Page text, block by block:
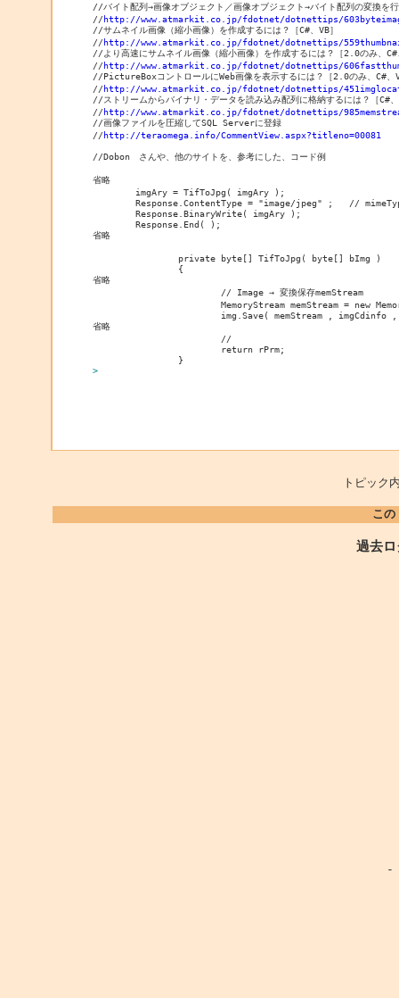
//バイト配列→画像オブジェクト／画像オブジェクト→バイト配列の変換を
//http://www.atmarkit.co.jp/fdotnet/dotnettips/
//サムネイル画像（縮小画像）を作成するには？［C#、VB］
//http://www.atmarkit.co.jp/fdotnet/dotnettips/
//より高速にサムネイル画像（縮小画像）を作成するには？［2.0のみ、C#
//http://www.atmarkit.co.jp/fdotnet/dotnettips/
//PictureBoxコントロールにWeb画像を表示するには？［2.0のみ、C#、
//http://www.atmarkit.co.jp/fdotnet/dotnettips/
//ストリームからバイナリ・データを読み込み配列に格納するには？［C#
//http://www.atmarkit.co.jp/fdotnet/dotnettips/
//画像ファイルを圧縮してSQL Serverに登録
//http://teraomega.info/CommentView.aspx?titleno=00081
//Dobon　さんや、他のサイトを、参考にした、コード例
省略
省略
省略
省略
>
トピッ
この
過去